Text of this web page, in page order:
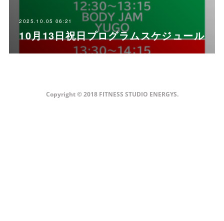
2025.10.05 06:21
10月13日祝日プログラムスケジュール
Copyright © 2018 FITNESS STUDIO ENERGYS.